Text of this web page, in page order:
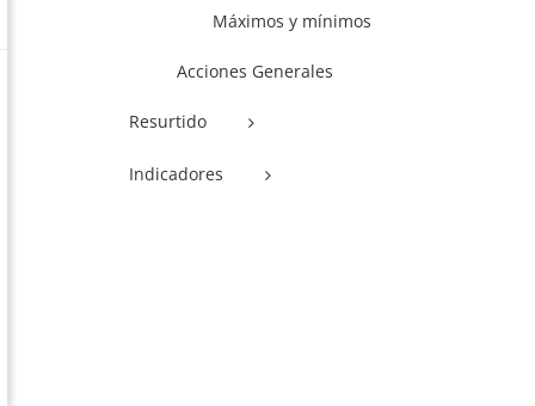
Máximos y mínimos
Acciones Generales
Resurtido
Indicadores